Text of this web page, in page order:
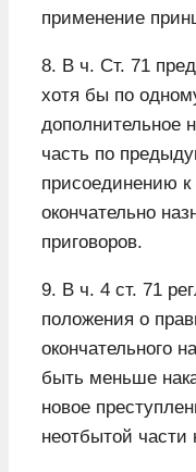
применение
8. В ч. Ст. 71
хотя бы по
дополнительное
часть по
присоединению
окончательно
приговоров.
9. В ч. 4 ст. 71
положения о
окончательного
быть меньше
новое
неотбытой части